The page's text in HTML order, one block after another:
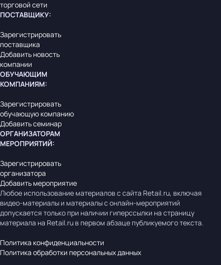
торговой сети
ПОСТАВЩИКУ:
Зарегистрировать
поставщика
Добавить новость
компании
ОБУЧАЮЩИМ
КОМПАНИЯМ:
Зарегистрировать
обучающую компанию
Добавить семинар
ОРГАНИЗАТОРАМ
МЕРОПРИЯТИЙ:
Зарегистрировать
организатора
Добавить мероприятие
Любое использование материалов с сайта Retail.ru, включая
видео-материалы и материалы с онлайн-мероприятий
допускается только при наличии гиперссылки на страницу
материала на Retail.ru в первом абзаце публикуемого текста.
Политика конфиденциальности
Политика обработки персональных данных